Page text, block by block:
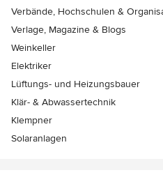
Verbände, Hochschulen &
Verlage, Magazine & Blogs
Weinkeller
Elektriker
Lüftungs- und Heizungsbauer
Klär- & Abwassertechnik
Klempner
Solaranlagen